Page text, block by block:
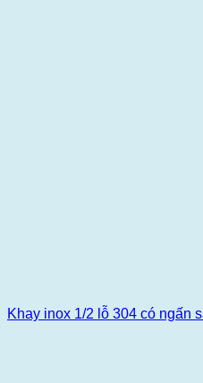
Khay inox 1/2 lỗ 304 có ngấn